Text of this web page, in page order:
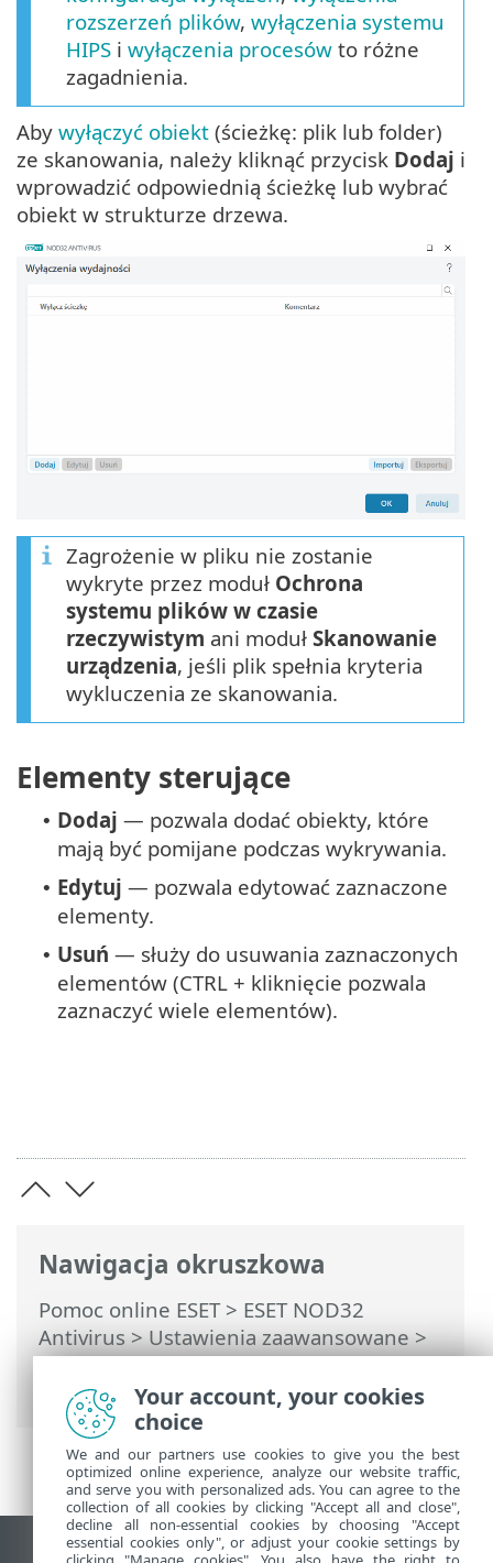
Nawigacja okruszkowa
Pomoc online ESET> ESET NOD32
Antivirus>Ustawienia zaawansowane>
Skanowania>Wyłączenia> Pliki i foldery
wyłączone ze skanowania
rozszerzeń plików, wyłączenia systemu
HIPS i wyłączenia procesów to różne
zagadnienia.
Aby wyłączyć obiekt (ścieżkę: plik lub folder)
ze skanowania, należy kliknąć przycisk Dodaj i
wprowadzić odpowiednią ścieżkę lub wybrać
obiekt w strukturze drzewa.
Zagrożenie w pliku nie zostanie
wykryte przez moduł Ochrona
systemu plików w czasie
rzeczywistym ani moduł Skanowanie
urządzenia, jeśli plik spełnia kryteria
wykluczenia ze skanowania.
Elementy sterujące
• Dodaj — pozwala dodać obiekty, które
mają być pomijane podczas wykrywania.
• Edytuj — pozwala edytować zaznaczone
elementy.
• Usuń — służy do usuwania zaznaczonych
elementów (CTRL + kliknięcie pozwala
zaznaczyć wiele elementów).
Your account, your cookies
choice
We and our partners use cookies to give you the best
optimized online experience, analyze our website traffic,
and serve you with personalized ads. You can agree to the
collection of all cookies by clicking "Accept all and close",
decline all non-essential cookies by choosing "Accept
essential cookies only", or adjust your cookie settings by